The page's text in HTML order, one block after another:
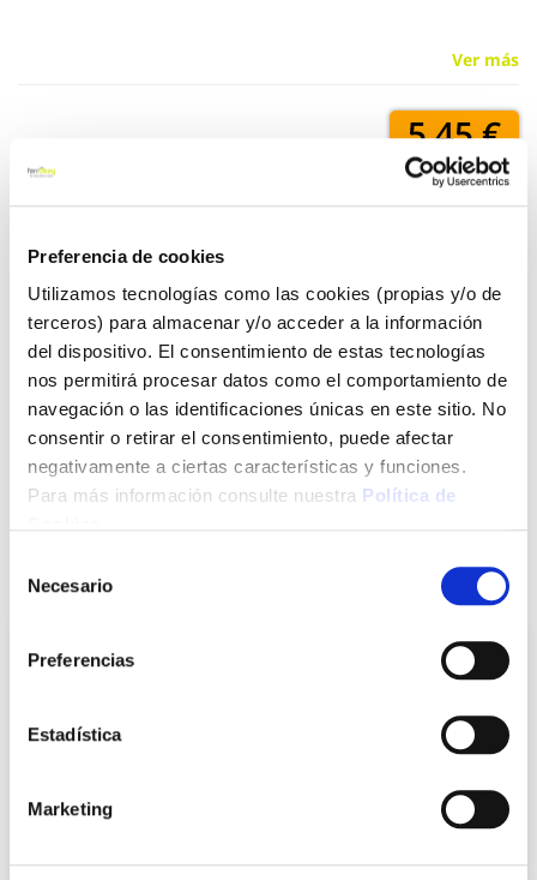
Preferencia de cookies
Utilizamos tecnologías como las cookies (propias y/o de
terceros) para almacenar y/o acceder a la información
del dispositivo. El consentimiento de estas tecnologías
nos permitirá procesar datos como el comportamiento de
navegación o las identificaciones únicas en este sitio. No
consentir o retirar el consentimiento, puede afectar
negativamente a ciertas características y funciones.
Para más información consulte nuestra Política de
Necesario
Preferencias
Estadística
Marketing
Ver más
5,45 €
Click&Collect - Recogida gratis
en nuestras tiendas
Envío a domicilio:
5 días hábiles
+ INFO
También te puede interesar